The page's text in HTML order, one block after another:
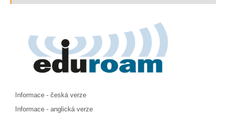
Informace - česká verze
Informace - anglická verze